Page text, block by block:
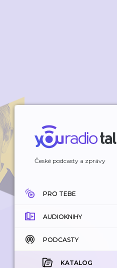
České podcasty a zprávy
PRO TEBE
AUDIOKNIHY
KATALOG
KOUPENÉ
PODCASTY
KATALOG